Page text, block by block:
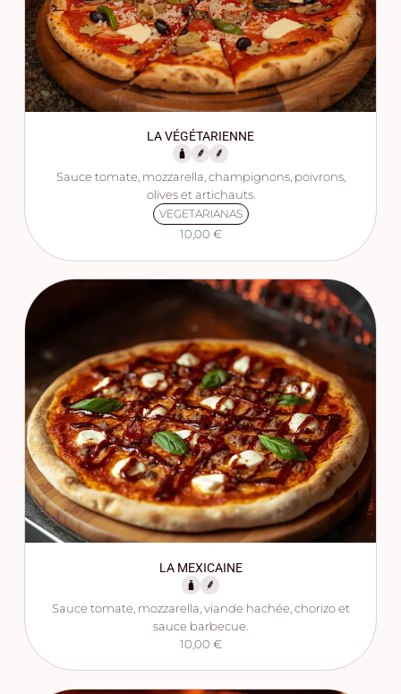
LA VÉGÉTARIENNE
Sauce tomate, mozzarella, champignons, poivrons,
olives et artichauts.
VEGETARIANAS
10,00 €
LA MEXICAINE
Sauce tomate, mozzarella, viande hachée, chorizo et
sauce barbecue.
10,00 €